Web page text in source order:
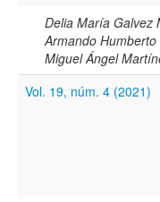
Texto completo
Delia María Galvez
Armando
Miguel Ángel
Vol. 19, núm. 4 (2021)